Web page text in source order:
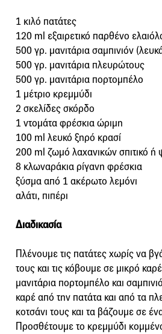
1 κιλό πατάτες
120 ml εξαιρετικό παρθένο
500 γρ. μανιτάρια σαμπινιόν
500 γρ. μανιτάρια πλευρώτους
500 γρ. μανιτάρια πορτομπέλο
1 μέτριο κρεμμύδι
2 σκελίδες σκόρδο
1 ντομάτα φρέσκια ώριμη
100 ml λευκό ξηρό κρασί
200 ml ζωμό λαχανικών σπιτικό ή
8 κλωναράκια ρίγανη φρέσκια
ξύσμα από 1 ακέρωτο λεμόνι
αλάτι, πιπέρι
Διαδικασία
Πλένουμε τις πατάτες χωρίς να
τους και τις κόβουμε σε μικρό
μανιτάρια πορτομπέλο και
καρέ από την πατάτα και από τα
κοτσάνι τους και τα βάζουμε σε
Προσθέτουμε το κρεμμύδι